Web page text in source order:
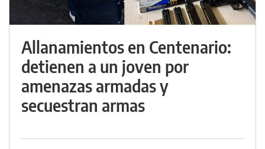
Allanamientos en Centenario:
detienen a un joven por
amenazas armadas y
secuestran armas